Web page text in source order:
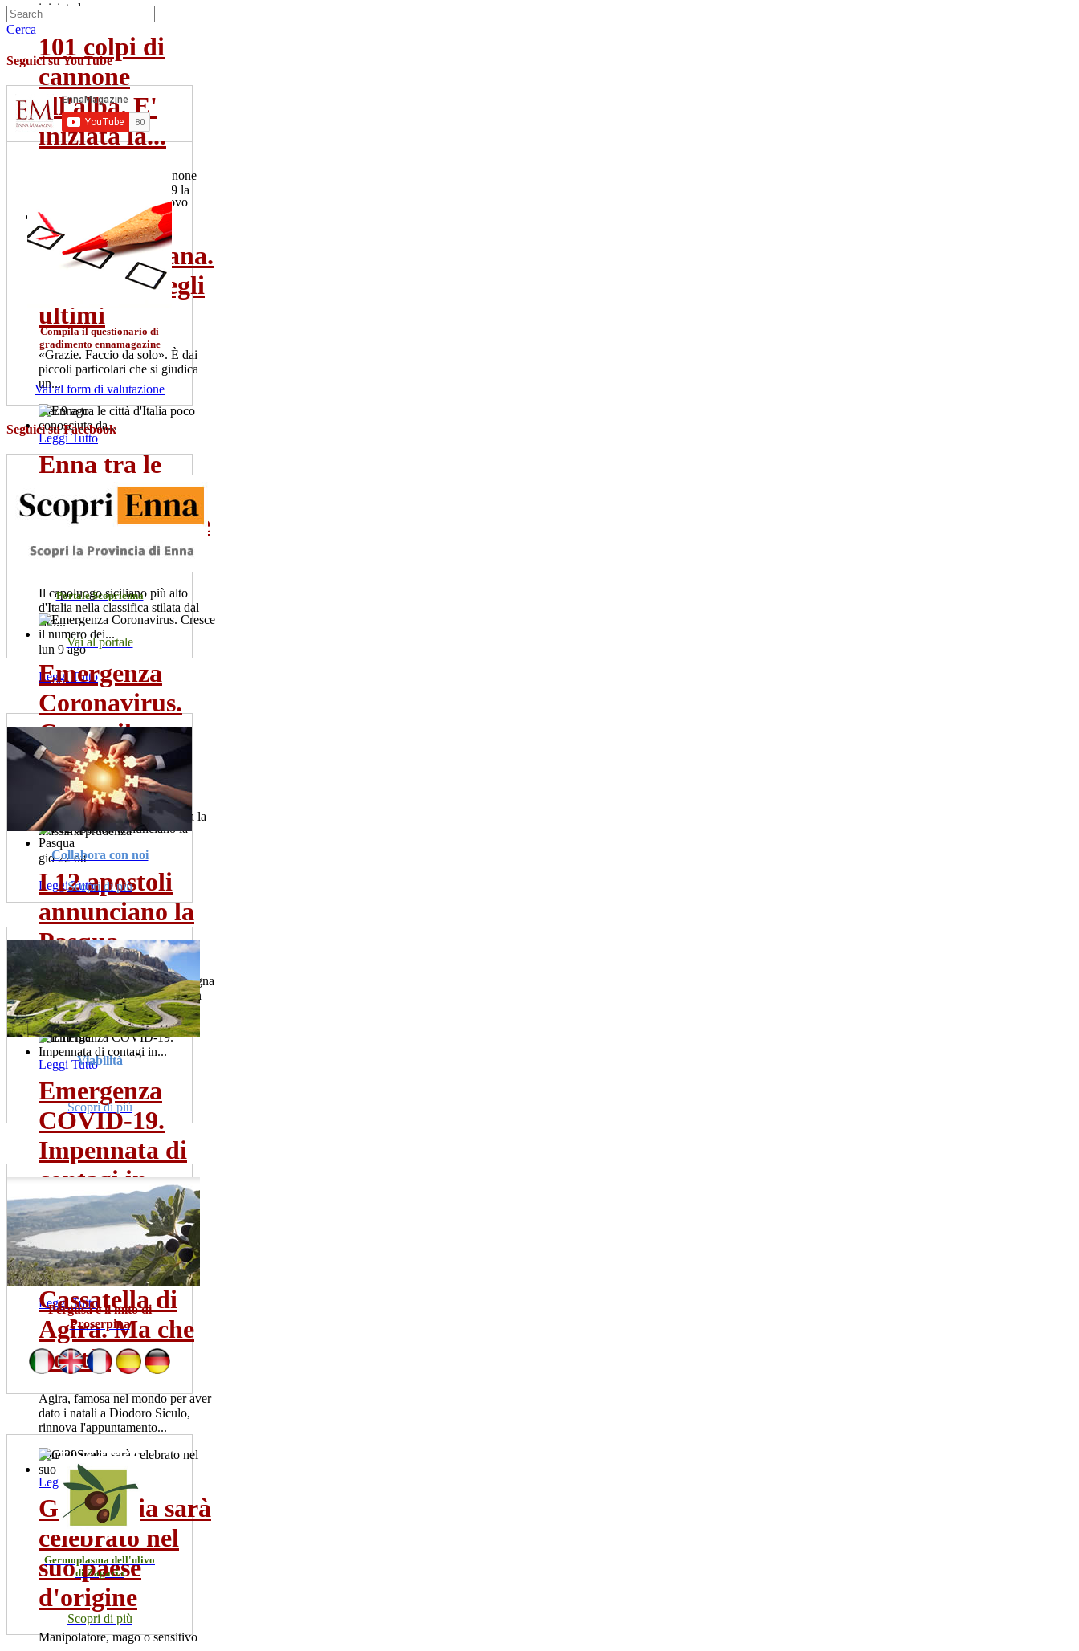
101 colpi di
cannone
all'alba. E'
iniziata la...
Il 2 luglio 101 colpi di cannone
salutano la Patrona. Alle 19 la
"Nave d'oro" esce dal...
gio 2 lug
Leggi Tutto
Rosario Gisana.
Il vescovo degli
ultimi
«Grazie. Faccio da solo». È dai
piccoli particolari che si giudica
un...
mer 9 ago
Leggi Tutto
Enna tra le
città d'Italia
poco conosciute
da...
Il capoluogo siciliano più alto
d'Italia nella classifica stilata dal
sito...
lun 9 ago
Leggi Tutto
Emergenza
Coronavirus.
Cresce il
numero dei...
Sono 60 i positivi. Il sindaco,
Salvatore la Spina raccomanda la
massima prudenza
gio 22 ott
Leggi Tutto
I 12 apostoli
annunciano la
Pasqua
I giganti di cartapesta dalla Spagna
e dalle Fiandre presenti anche in
due comuni della...
ven 11 mar
Leggi Tutto
Emergenza
COVID-19.
Impennata di
contagi in...
Sono una trentina gia' i tamponi
risultati positivi. La meta' dei
pazienti ricoverata...
mer 22 lug
Leggi Tutto
Cassatella di
Agira. Ma che
bontà!
Agira, famosa nel mondo per aver
dato i natali a Diodoro Siculo,
rinnova l'appuntamento...
dom 20 nov
Leggi Tutto
Gigi Scalia sarà
celebrato nel
suo paese
d'origine
Manipolatore, mago o sensitivo
Cerca
Seguici su YouTube
Compila il questionario di
gradimento ennamagazine
Vai al form di valutazione
Seguici su Facebook
Portale Scoprienna
Vai al portale
Collabora con noi
Scopri di più
Viabilità
Scopri di più
Pergusa e il mito di
Proserpina
Germoplasma dell'ulivo
di Zagaria
Scopri di più